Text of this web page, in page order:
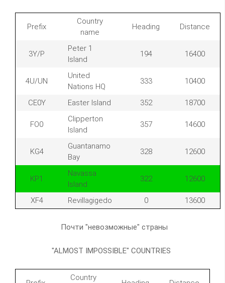
Prefix
Country
name
Heading Distance
3Y/P
Peter 1
Island
194 16400
4U/UN
United
Nations HQ
333 10400
CE0Y Easter Island 352 18700
FO0
Clipperton
Island
357 14600
KG4
Guantanamo
Bay
328 12600
KP1
Navassa
Island
322 12600
XF4 Revillagigedo 0 13600
Почти "невозможные" страны
"ALMOST IMPOSSIBLE" COUNTRIES
Country